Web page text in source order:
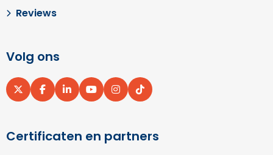
Reviews
Volg ons
Ga
Ga
Ga
Ga
Ga
Ga
Certificaten en partners